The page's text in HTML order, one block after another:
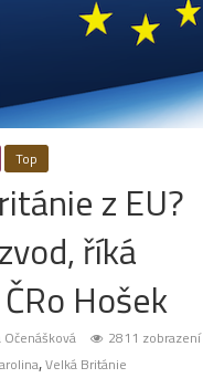
Top
z EU?
říká
Hošek
Očenášková 2811 zobrazení
,Velká Británie